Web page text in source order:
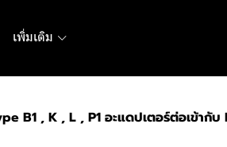
เพิ่มเติม
B1 , K , L , P1 อะแดปเตอร์ต่อเข้ากั